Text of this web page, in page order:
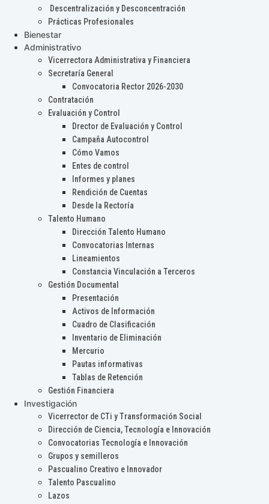
Descentralización y Desconcentración
Prácticas Profesionales
Bienestar
Administrativo
Vicerrectora Administrativa y Financiera
Secretaría General
Convocatoria Rector 2026-2030
Contratación
Evaluación y Control
Drector de Evaluación y Control
Campaña Autocontrol
Cómo Vamos
Entes de control
Informes y planes
Rendición de Cuentas
Desde la Rectoría
Talento Humano
Dirección Talento Humano
Convocatorias Internas
Lineamientos
Constancia Vinculación a Terceros
Gestión Documental
Presentación
Activos de Información
Cuadro de Clasificación
Inventario de Eliminación
Mercurio
Pautas informativas
Tablas de Retención
Gestión Financiera
Investigación
Vicerrector de CTi y Transformación Social
Dirección de Ciencia, Tecnología e Innovación
Convocatorias Tecnología e Innovación
Grupos y semilleros
Pascualino Creativo e Innovador
Talento Pascualino
Lazos